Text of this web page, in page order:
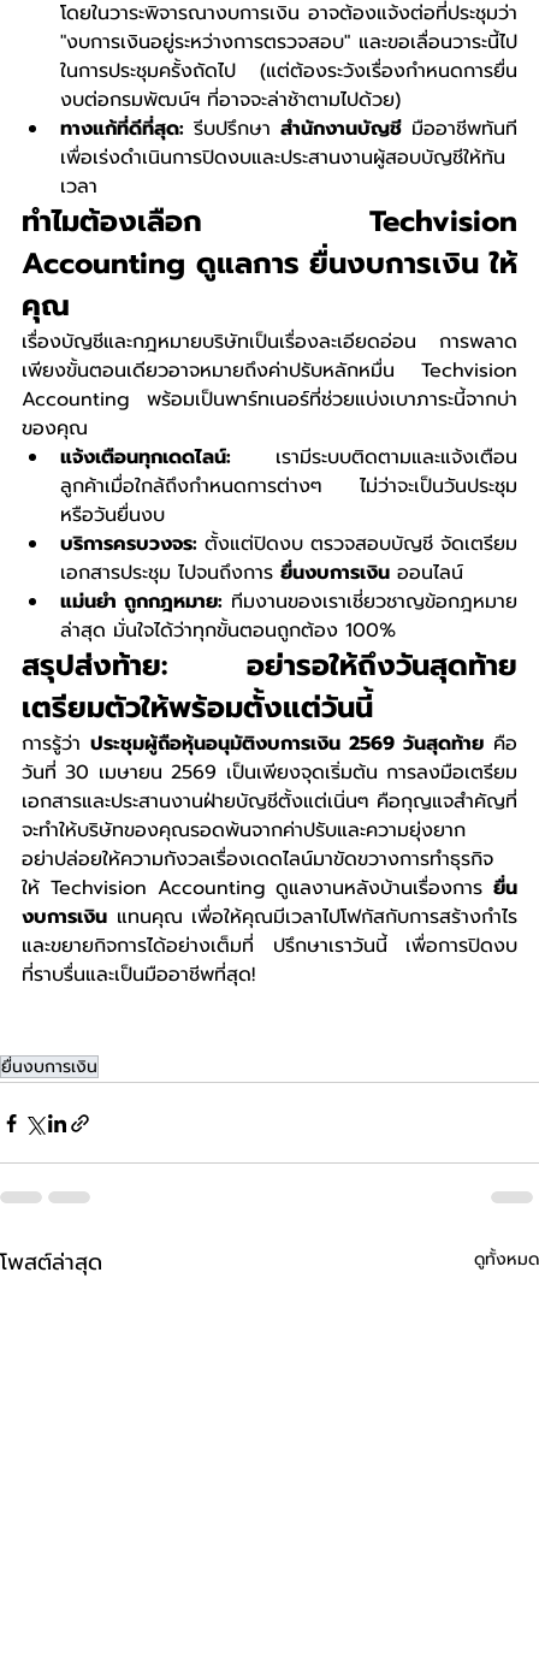
โดยในวาระพิจารณางบการเงิน อาจต้องแจ้งต่อที่ประชุมว่า
"งบการเงินอยู่ระหว่างการตรวจสอบ" และขอเลื่อนวาระนี้ไป
ในการประชุมครั้งถัดไป (แต่ต้องระวังเรื่องกำหนดการยื่น
งบต่อกรมพัฒน์ฯ ที่อาจจะล่าช้าตามไปด้วย)
ทางแก้ที่ดีที่สุด: รีบปรึกษา สำนักงานบัญชี มืออาชีพทันที
เพื่อเร่งดำเนินการปิดงบและประสานงานผู้สอบบัญชีให้ทัน
เวลา
ทำไมต้องเลือก Techvision
Accounting ดูแลการ ยื่นงบการเงิน ให้
คุณ
เรื่องบัญชีและกฎหมายบริษัทเป็นเรื่องละเอียดอ่อน การพลาด
เพียงขั้นตอนเดียวอาจหมายถึงค่าปรับหลักหมื่น Techvision
Accounting พร้อมเป็นพาร์ทเนอร์ที่ช่วยแบ่งเบาภาระนี้จากบ่า
ของคุณ
แจ้งเตือนทุกเดดไลน์: เรามีระบบติดตามและแจ้งเตือน
ลูกค้าเมื่อใกล้ถึงกำหนดการต่างๆ ไม่ว่าจะเป็นวันประชุม
หรือวันยื่นงบ
บริการครบวงจร: ตั้งแต่ปิดงบ ตรวจสอบบัญชี จัดเตรียม
เอกสารประชุม ไปจนถึงการ ยื่นงบการเงิน ออนไลน์
แม่นยำ ถูกกฎหมาย: ทีมงานของเราเชี่ยวชาญข้อกฎหมาย
ล่าสุด มั่นใจได้ว่าทุกขั้นตอนถูกต้อง 100%
สรุปส่งท้าย: อย่ารอให้ถึงวันสุดท้าย
เตรียมตัวให้พร้อมตั้งแต่วันนี้
การรู้ว่า ประชุมผู้ถือหุ้นอนุมัติงบการเงิน 2569 วันสุดท้าย คือ
วันที่ 30 เมษายน 2569 เป็นเพียงจุดเริ่มต้น การลงมือเตรียม
เอกสารและประสานงานฝ่ายบัญชีตั้งแต่เนิ่นๆ คือกุญแจสำคัญที่
จะทำให้บริษัทของคุณรอดพ้นจากค่าปรับและความยุ่งยาก
อย่าปล่อยให้ความกังวลเรื่องเดดไลน์มาขัดขวางการทำธุรกิจ
ให้ Techvision Accounting ดูแลงานหลังบ้านเรื่องการ ยื่น
งบการเงิน แทนคุณ เพื่อให้คุณมีเวลาไปโฟกัสกับการสร้างกำไร
และขยายกิจการได้อย่างเต็มที่ ปรึกษาเราวันนี้ เพื่อการปิดงบ
ที่ราบรื่นและเป็นมืออาชีพที่สุด!
ยื่นงบการเงิน
โพสต์ล่าสุด ดูทั้งหมด